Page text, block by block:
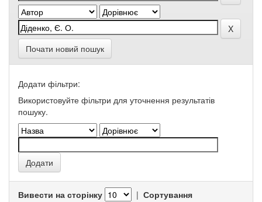
Почати новий пошук
Додати фільтри:
Використовуйте фільтри для уточнення результатів
пошуку.
Вивести на сторінку | Сортування